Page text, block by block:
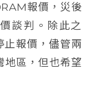
報價，災後
談判。除此之
報價，儘管兩
地區，但也希望